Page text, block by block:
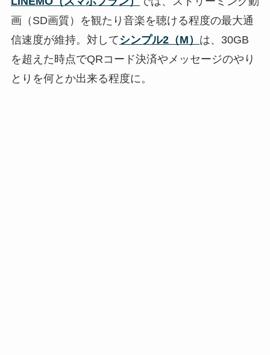
画（SD画質）を観たり音楽を聴ける程度の最大通
信速度が維持。対してシンプル2（M） は、30GB
を超えた時点でQRコード決済やメッセージのやり
とりを何とか出来る程度に。